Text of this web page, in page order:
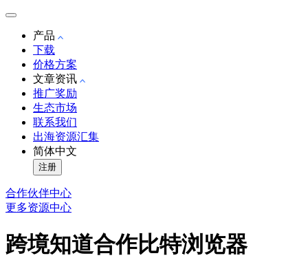
产品
下载
价格方案
文章资讯
推广奖励
生态市场
联系我们
出海资源汇集
简体中文
注册
合作伙伴中心
更多资源中心
跨境知道合作比特浏览器